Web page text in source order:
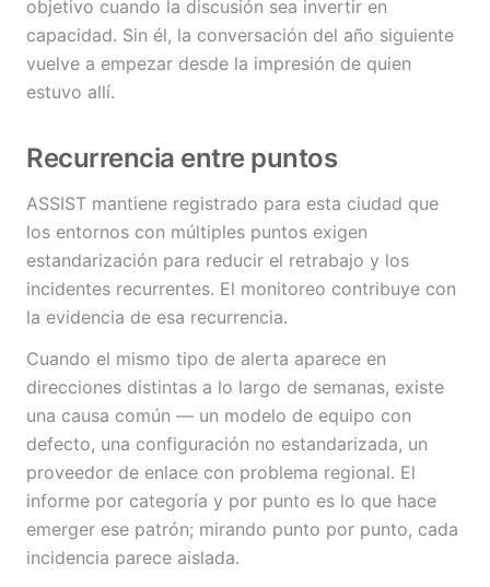
objetivo cuando la discusión sea invertir en
capacidad. Sin él, la conversación del año siguiente
vuelve a empezar desde la impresión de quien
estuvo allí.
Recurrencia entre puntos
ASSIST mantiene registrado para esta ciudad que
los entornos con múltiples puntos exigen
estandarización para reducir el retrabajo y los
incidentes recurrentes. El monitoreo contribuye con
la evidencia de esa recurrencia.
Cuando el mismo tipo de alerta aparece en
direcciones distintas a lo largo de semanas, existe
una causa común — un modelo de equipo con
defecto, una configuración no estandarizada, un
proveedor de enlace con problema regional. El
informe por categoría y por punto es lo que hace
emerger ese patrón; mirando punto por punto, cada
incidencia parece aislada.